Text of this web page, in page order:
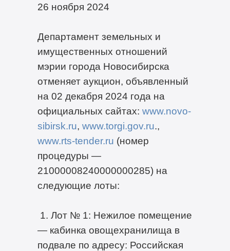
26 ноября 2024
Департамент земельных и
имущественных отношений
мэрии города Новосибирска
отменяет аукцион, объявленный
на 02 декабря 2024 года на
официальных сайтах: www.novo-
sibirsk.ru, www.torgi.gov.ru.,
www.rts-tender.ru (номер
процедуры —
21000008240000000285) на
следующие лоты:
1. Лот № 1: Нежилое помещение
— кабинка овощехранилища в
подвале по адресу: Российская